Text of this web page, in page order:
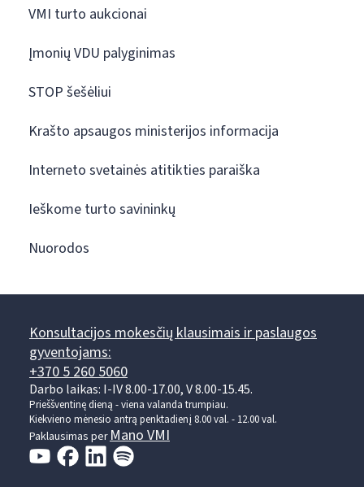
VMI turto aukcionai
Įmonių VDU palyginimas
STOP šešėliui
Krašto apsaugos ministerijos informacija
Interneto svetainės atitikties paraiška
Ieškome turto savininkų
Nuorodos
Konsultacijos mokesčių klausimais ir paslaugos
gyventojams:
+370 5 260 5060
Darbo laikas: I-IV 8.00-17.00, V 8.00-15.45.
Prieššventinę dieną - viena valanda trumpiau.
Kiekvieno mėnesio antrą penktadienį 8.00 val. - 12.00 val.
Paklausimas perMano VMI